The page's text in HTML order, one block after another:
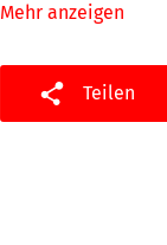
Mehr anzeigen
Teilen